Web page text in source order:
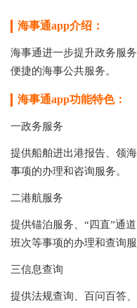
海事通app介绍：
海事通进一步提升政务服
便捷的海事公共服务。
海事通app功能特色：
一政务服务
提供船舶进出港报告、领
事项的办理和咨询服务。
二港航服务
提供锚泊服务、“四直”通
班次等事项的办理和查询服
三信息查询
提供法规查询、百问百答